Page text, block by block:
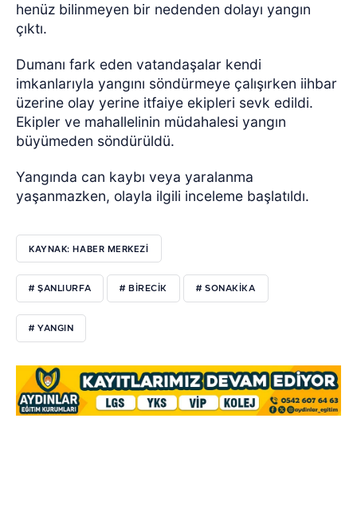
henüz bilinmeyen bir nedenden dolayı yangın
çıktı.
Dumanı fark eden vatandaşalar kendi
imkanlarıyla yangını söndürmeye çalışırken iihbar
üzerine olay yerine itfaiye ekipleri sevk edildi.
Ekipler ve mahallelinin müdahalesi yangın
büyümeden söndürüldü.
Yangında can kaybı veya yaralanma
yaşanmazken, olayla ilgili inceleme başlatıldı.
KAYNAK: HABER MERKEZİ
# ŞANLIURFA # BIRECIK # SONAKIKA
# YANGIN